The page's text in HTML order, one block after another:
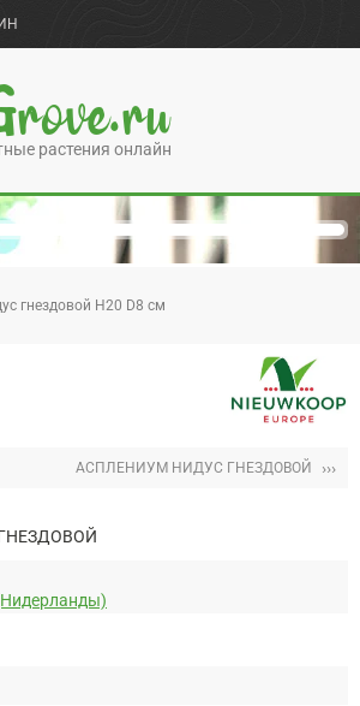
растения онлайн
гнездовой H20 D8 см
АСПЛЕНИУМ НИДУС ГНЕЗДОВОЙ ›››